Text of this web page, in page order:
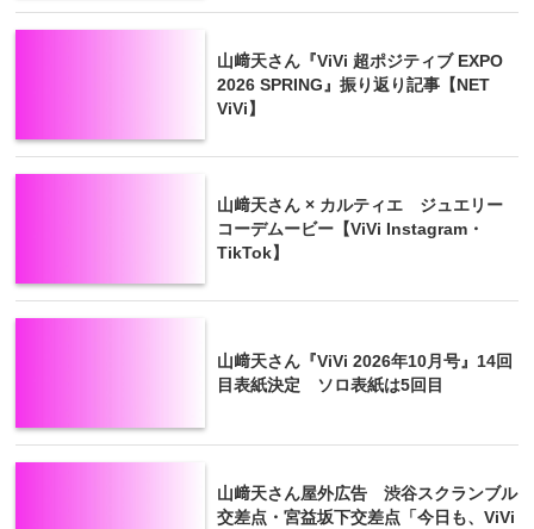
山﨑天さん『ViVi 超ポジティブ EXPO
2026 SPRING』振り返り記事【NET
ViVi】
山﨑天さん × カルティエ ジュエリー
コーデムービー【ViVi Instagram・
TikTok】
山﨑天さん『ViVi 2026年10月号』14回
目表紙決定 ソロ表紙は5回目
山﨑天さん屋外広告 渋谷スクランブル
交差点・宮益坂下交差点「今日も、ViVi